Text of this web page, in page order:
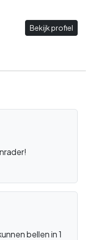
Bekijk profiel
bellen in 1